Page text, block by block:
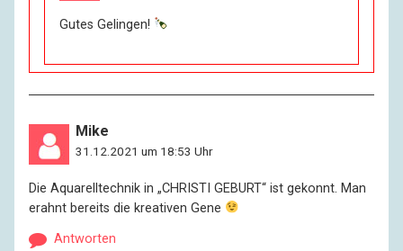
Gutes Gelingen!
Mike
31.12.2021 um 18:53 Uhr
Die Aquarelltechnik in „CHRISTI GEBURT“ ist gekonnt. Man
erahnt bereits die kreativen Gene
Antworten